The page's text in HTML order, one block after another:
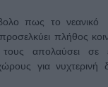
πως το
προσελκύει πλήθος
απολαύσει σε
για νυχτερινή